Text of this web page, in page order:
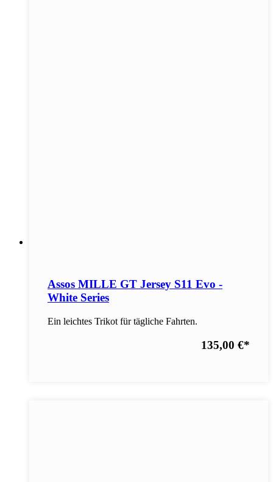
Assos MILLE GT Jersey S11 Evo -
White Series
Ein leichtes Trikot für tägliche Fahrten.
135,00 €*